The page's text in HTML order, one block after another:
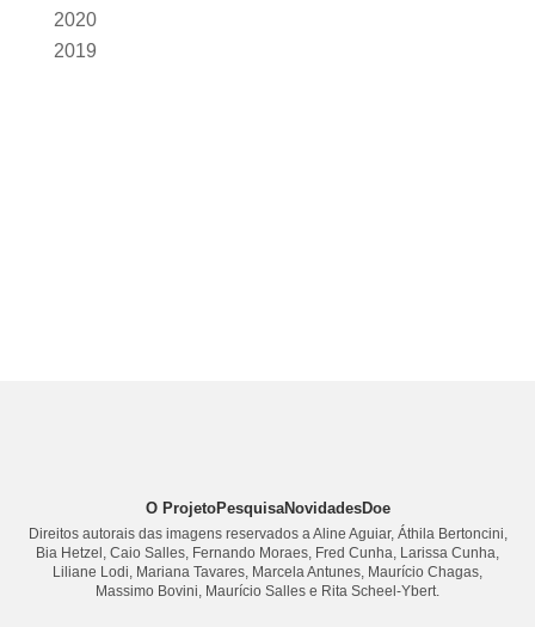
2020
2019
O ProjetoPesquisaNovidadesDoe
Direitos autorais das imagens reservados a Aline Aguiar, Áthila Bertoncini,
Bia Hetzel, Caio Salles, Fernando Moraes, Fred Cunha, Larissa Cunha,
Liliane Lodi, Mariana Tavares, Marcela Antunes, Maurício Chagas,
Massimo Bovini, Maurício Salles e Rita Scheel-Ybert.